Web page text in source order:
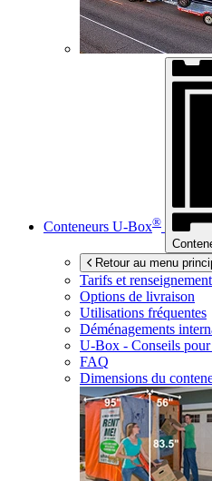
Conteneurs U-Box®
Retour au menu
Tarifs et
Options de livraison
Utilisations fréquentes
Déménagements
U-Box - Conseils
FAQ
Dimensions du